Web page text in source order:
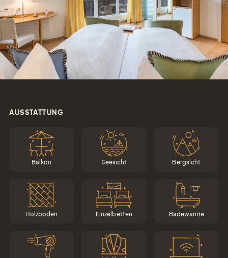
Tel.: +41 81 838 28 28
reservation@schweizerhaus.swiss
AUSSTATTUNG
Balkon Seesicht Bergsicht
Holzboden Einzelbetten Badewanne